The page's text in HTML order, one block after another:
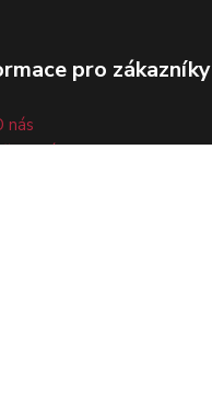
pro zákazníky
nás
o nákupu